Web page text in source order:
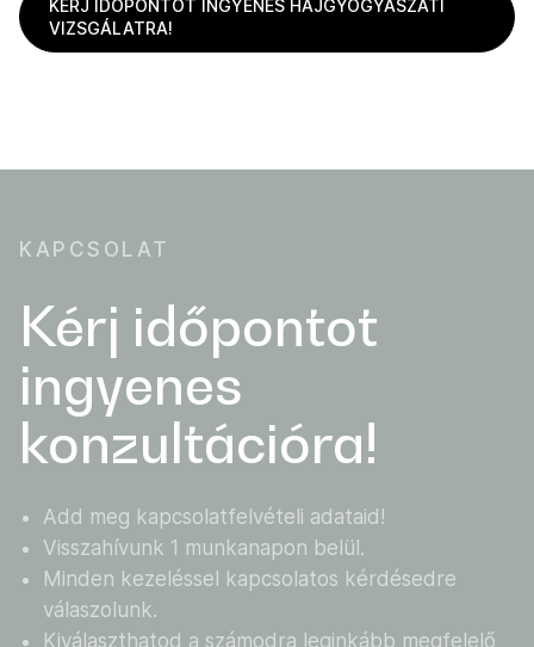
KÉRJ IDŐPONTOT INGYENES HAJGYÓGYÁSZATI
VIZSGÁLATRA!
KAPCSOLAT
Kérj időpontot
ingyenes
konzultációra!
Add meg kapcsolatfelvételi adataid!
Visszahívunk 1 munkanapon belül.
Minden kezeléssel kapcsolatos kérdésedre
válaszolunk.
Kiválaszthatod a számodra leginkább megfelelő